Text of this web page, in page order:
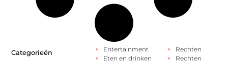
Categorieën
Entertainment
Eten en drinken
Rechten
Rechten